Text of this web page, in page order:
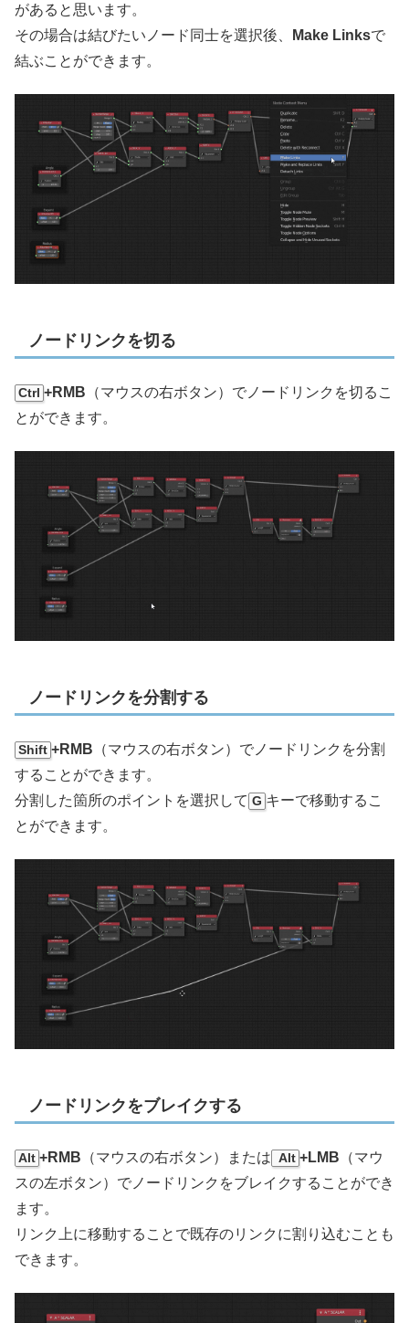
があると思います。
その場合は結びたいノード同士を選択後、
Make Linksで
結ぶことができます。
ノードリンクを切る
Ctrl +RMB （マウスの右ボタン）でノードリンクを切るこ
とができます。
ノードリンクを分割する
Shift +RMB （マウスの右ボタン）でノードリンクを分割
することができます。
分割した箇所のポイントを選択して G キーで移動するこ
とができます。
ノードリンクをブレイクする
Alt +RMB （マウスの右ボタン）または Alt +LMB （マウ
スの左ボタン）でノードリンクをブレイクすることができ
ます。
リンク上に移動することで既存のリンクに割り込むことも
できます。